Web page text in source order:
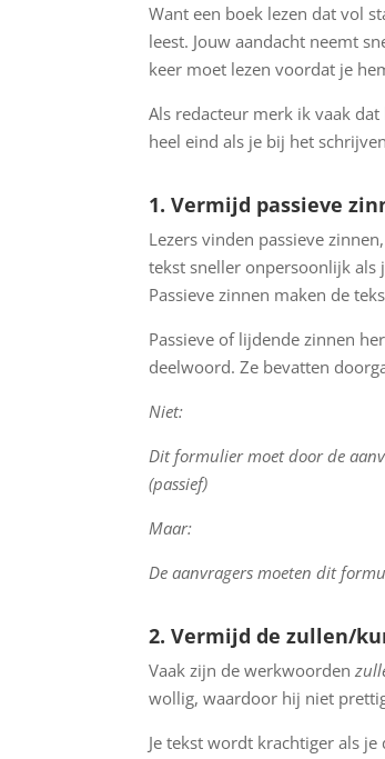
Want een boek lezen dat vol
leest. Jouw aandacht neemt
keer moet lezen voordat je
Als redacteur merk ik vaak
heel eind als je bij het
1. Vermijd passieve
Lezers vinden passieve
tekst sneller onpersoonlijk
Passieve zinnen maken de
Passieve of lijdende zinnen
deelwoord. Ze bevatten
Niet:
Dit formulier moet door de
(passief)
Maar:
De aanvragers moeten dit
2. Vermijd de zullen/
Vaak zijn de werkwoorden
wollig, waardoor hij niet
Je tekst wordt krachtiger als